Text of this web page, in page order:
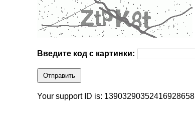
Введите код с картинки:
Отправить
Your support ID is: 13903290352416928658